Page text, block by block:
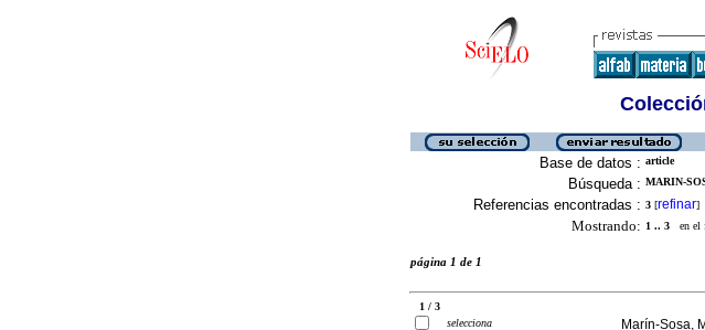
Base de datos : article
Búsqueda : MARIN-
Referencias encontradas : 3 [refinar]
Mostrando: 1 .. 3 en el
página 1 de 1
1 / 3
selecciona
Marín-Sosa,